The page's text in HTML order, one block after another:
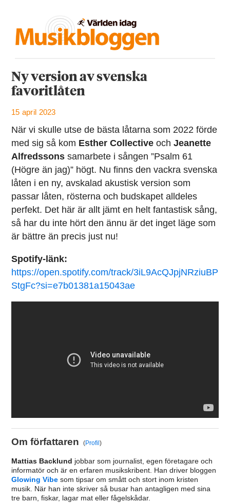
Ny version av svenska
favoritlåten
15 april 2023
När vi skulle utse de bästa låtarna som 2022 förde
med sig så kom Esther Collective och Jeanette
Alfredssons samarbete i sången ”Psalm 61
(Högre än jag)” högt. Nu finns den vackra svenska
låten i en ny, avskalad akustisk version som
passar låten, rösterna och budskapet alldeles
perfekt. Det här är allt jämt en helt fantastisk sång,
så har du inte hört den ännu är det inget läge som
är bättre än precis just nu!
Spotify-länk:
https://open.spotify.com/track/3iL9AcQJpjNRziuBP
StgFc?si=e7b01381a15043ae
Om författaren (Profil )
Mattias Backlund jobbar som journalist, egen företagare och
informatör och är en erfaren musikskribent. Han driver bloggen
Glowing Vibesom tipsar om smått och stort inom kristen
musik. När han inte skriver så busar han antagligen med sina
tre barn, fiskar, lagar mat eller fågelskådar.